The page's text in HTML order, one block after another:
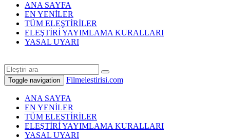
ANA SAYFA
EN YENİLER
TÜM ELEŞTİRİLER
ELEŞTİRİ YAYIMLAMA KURALLARI
YASAL UYARI
Toggle navigation Filmelestirisi.com
ANA SAYFA
EN YENİLER
TÜM ELEŞTİRİLER
ELEŞTİRİ YAYIMLAMA KURALLARI
YASAL UYARI